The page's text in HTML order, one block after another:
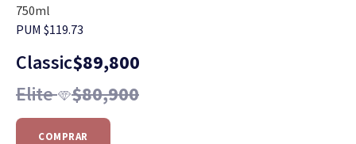
750ml
PUM $119.73
Classic$89,800
Elite $80,900
COMPRAR